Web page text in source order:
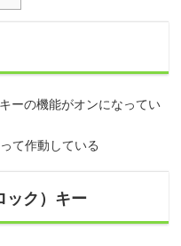
ーの機能がオンになってい
て作動している
ック）キー